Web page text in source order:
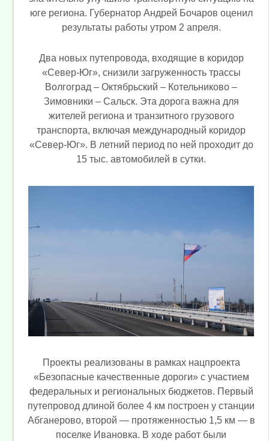
юге региона. Губернатор Андрей Бочаров оценил
результаты работы утром 2 апреля.
Два новых путепровода, входящие в коридор
«Север-Юг», снизили загруженность трассы
Волгоград – Октябрьский – Котельниково –
Зимовники – Сальск. Эта дорога важна для
жителей региона и транзитного грузового
транспорта, включая международный коридор
«Север-Юг». В летний период по ней проходит до
15 тыс. автомобилей в сутки.
Проекты реализованы в рамках нацпроекта
«Безопасные качественные дороги» с участием
федеральных и региональных бюджетов. Первый
путепровод длиной более 4 км построен у станции
Абганерово, второй — протяженностью 1,5 км — в
поселке Ивановка. В ходе работ были